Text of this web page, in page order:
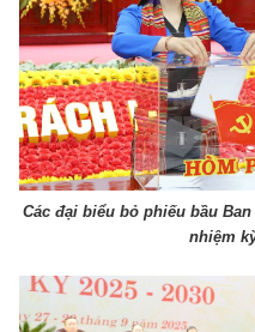
Các đại biểu bỏ phiếu bầu
nhiệm